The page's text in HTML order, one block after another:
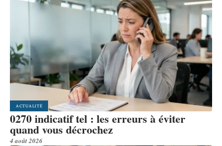
ACTUALITÉ
0270 indicatif tel : les erreurs à éviter
quand vous décrochez
4 août 2026